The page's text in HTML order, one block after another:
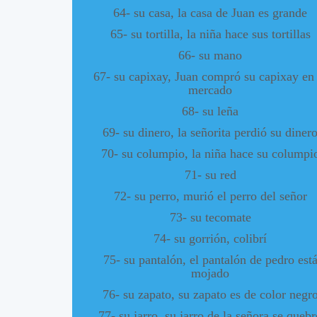
64- su casa, la casa de Juan es grande
65- su tortilla, la niña hace sus tortillas
66- su mano
67- su capixay, Juan compró su capixay en
mercado
68- su leña
69- su dinero, la señorita perdió su dinero
70- su columpio, la niña hace su
71- su red
72- su perro, murió el perro del señor
73- su tecomate
74- su gorrión, colibrí
75- su pantalón, el pantalón de pedro está
mojado
76- su zapato, su zapato es de color